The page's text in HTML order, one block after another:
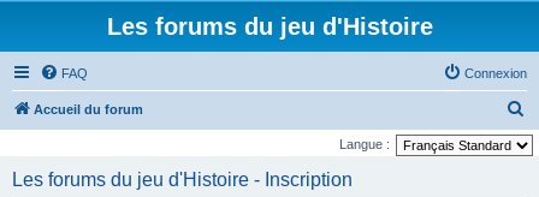
Les forums du jeu d'Histoire
FAQ Connexion
Accueil du forum
e
Langue :
Les forums du jeu d'Histoire - Inscription